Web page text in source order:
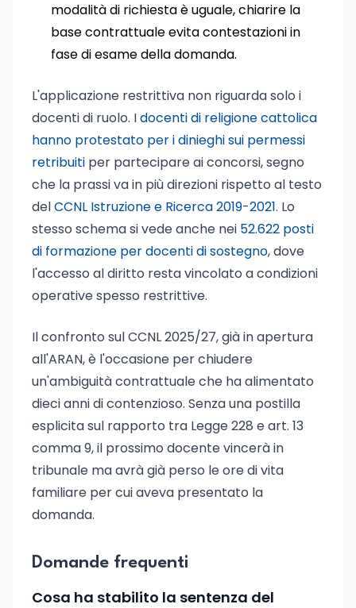
modalità di richiesta è uguale, chiarire la
base contrattuale evita contestazioni in
fase di esame della domanda.
L'applicazione restrittiva non riguarda solo i
docenti di ruolo. Idocenti di religione cattolica
hanno protestato per i dinieghi sui permessi
retribuiti per partecipare ai concorsi, segno
che la prassi va in più direzioni rispetto al testo
delCCNL Istruzione e Ricerca 2019-2021. Lo
stesso schema si vede anche nei 52.622 posti
di formazione per docenti di sostegno, dove
l'accesso al diritto resta vincolato a condizioni
operative spesso restrittive.
Il confronto sul CCNL 2025/27, già in apertura
all'ARAN, è l'occasione per chiudere
un'ambiguità contrattuale che ha alimentato
dieci anni di contenzioso. Senza una postilla
esplicita sul rapporto tra Legge 228 e art. 13
comma 9, il prossimo docente vincerà in
tribunale ma avrà già perso le ore di vita
familiare per cui aveva presentato la
domanda.
Domande frequenti
Cosa ha stabilito la sentenza del